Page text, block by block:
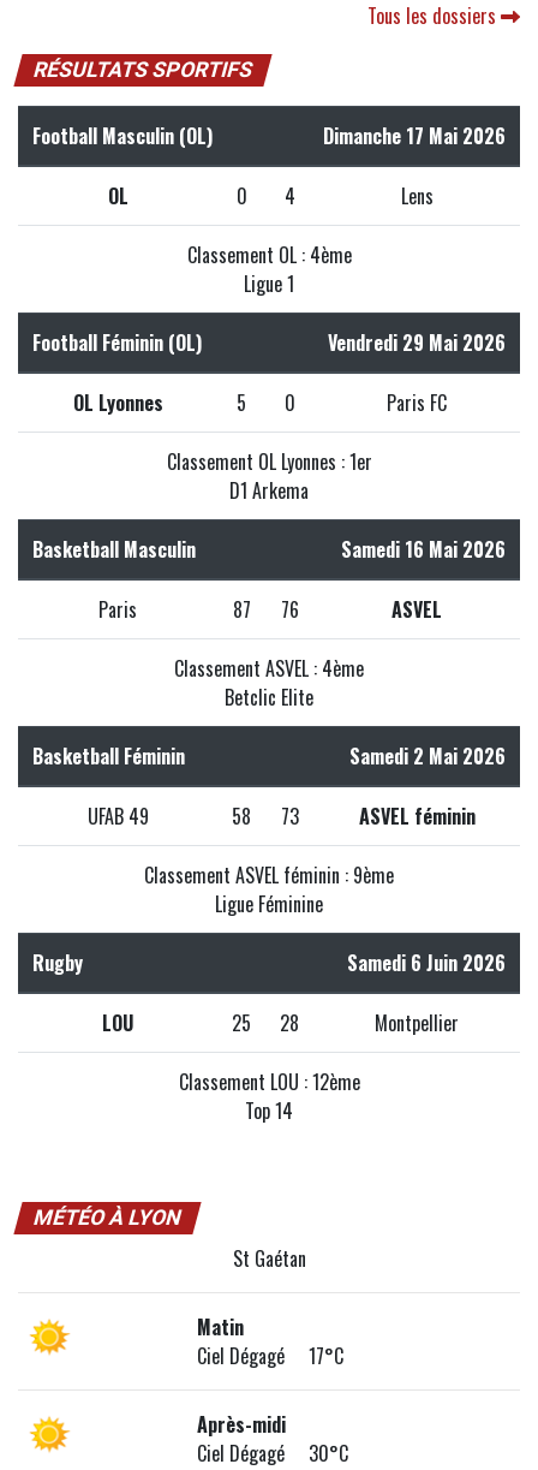
Tous les dossiers
RÉSULTATS SPORTIFS
Football Masculin (OL) Dimanche 17 Mai 2026
OL 0 4 Lens
Classement OL : 4ème
Ligue 1
Football Féminin (OL) Vendredi 29 Mai 2026
OL Lyonnes 5 0 Paris FC
Classement OL Lyonnes : 1er
D1 Arkema
Basketball Masculin Samedi 16 Mai 2026
Paris 87 76 ASVEL
Classement ASVEL : 4ème
Betclic Elite
Basketball Féminin Samedi 2 Mai 2026
UFAB 49 58 73 ASVEL féminin
Classement ASVEL féminin : 9ème
Ligue Féminine
Rugby Samedi 6 Juin 2026
LOU 25 28 Montpellier
Classement LOU : 12ème
Top 14
MÉTÉO À LYON
St Gaétan
Matin
Ciel Dégagé 17°C
Après-midi
Ciel Dégagé 30°C